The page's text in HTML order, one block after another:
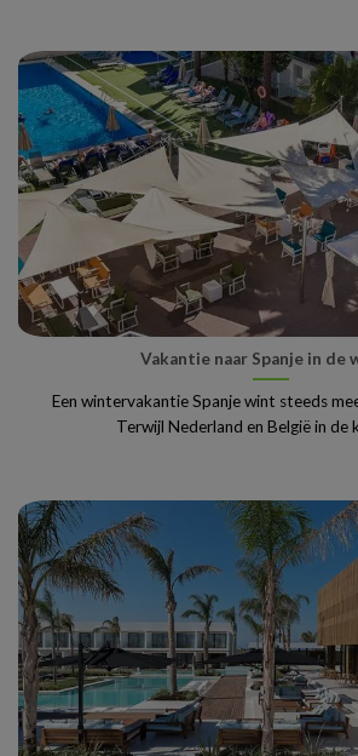
Vakantie naar Spanje in de
Een wintervakantie Spanje wint steeds
Terwijl Nederland en België in de